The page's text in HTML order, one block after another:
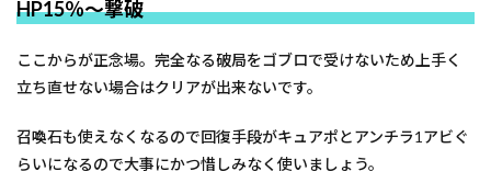
HP15％～撃破
ここからが正念場。完全なる破局をゴブロで受けないため上手く
立ち直せない場合はクリアが出来ないです。
召喚石も使えなくなるので回復手段がキュアポとアンチラ1アビぐ
らいになるので大事にかつ惜しみなく使いましょう。